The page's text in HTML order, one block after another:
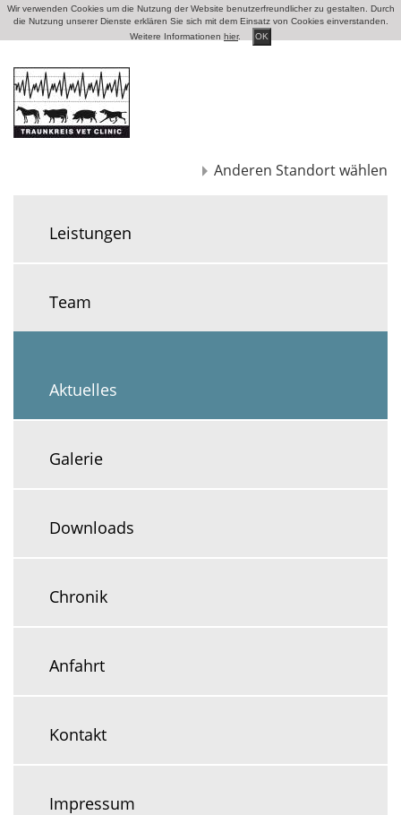
Anderen Standort wählen
Leistungen
Team
Aktuelles
Galerie
Downloads
Chronik
Anfahrt
Kontakt
Impressum
Wir verwenden Cookies um die Nutzung der Website benutzerfreundlicher zu gestalten. Durch
die Nutzung unserer Dienste erklären Sie sich mit dem Einsatz von Cookies einverstanden.
Weitere Informationen hier. OK